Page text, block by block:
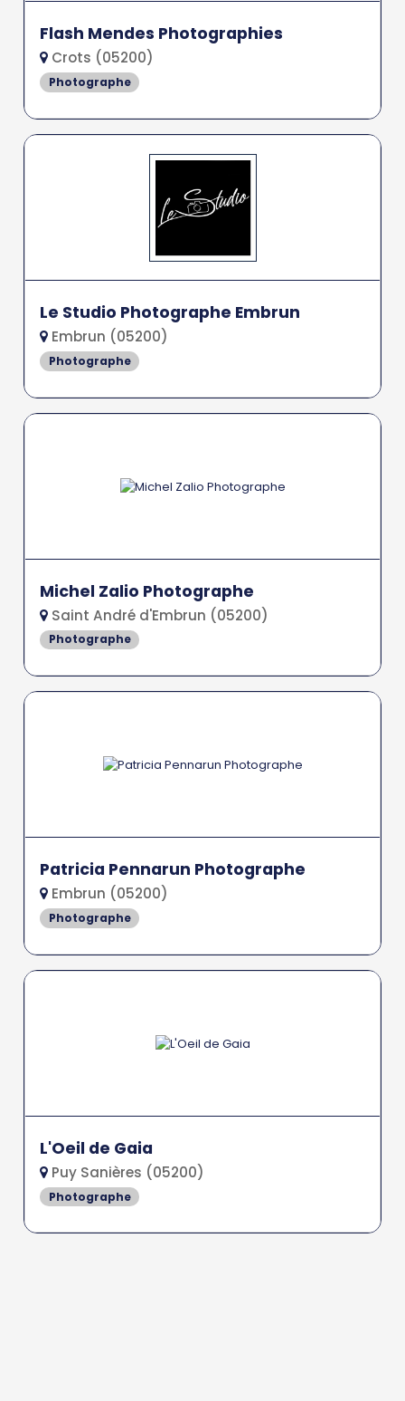
Flash Mendes Photographies
Crots (05200)
Photographe
Le Studio Photographe Embrun
Embrun (05200)
Photographe
Michel Zalio Photographe
Saint André d'Embrun (05200)
Photographe
Patricia Pennarun Photographe
Embrun (05200)
Photographe
L'Oeil de Gaia
Puy Sanières (05200)
Photographe